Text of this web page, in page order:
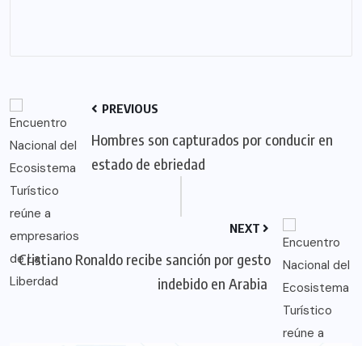
PREVIOUS
Hombres son capturados por conducir en
estado de ebriedad
NEXT
Cristiano Ronaldo recibe sanción por gesto
indebido en Arabia